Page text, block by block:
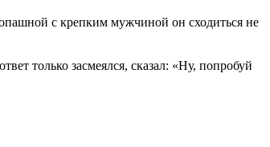
с крепким мужчиной он сходиться не
только засмеялся, сказал: «Ну, попробуй